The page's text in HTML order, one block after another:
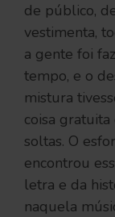
de público,
vestimenta,
a gente foi
tempo, e o
mistura
coisa
soltas. O
encontrou
letra e da
naquela